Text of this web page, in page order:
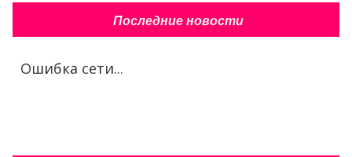
Последние новости
Ошибка сети...